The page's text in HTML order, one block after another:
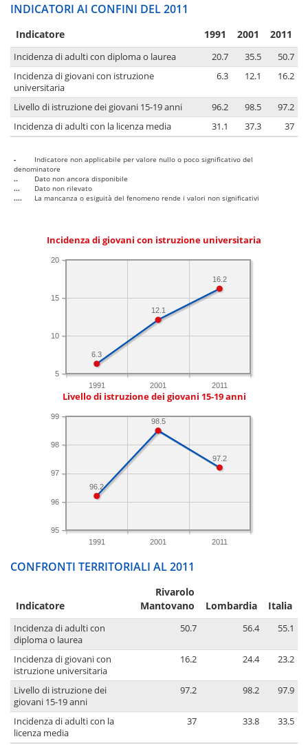
INDICATORI AI CONFINI DEL 2011
Indicatore 1991 2001 2011
Incidenza di adulti con diploma o laurea 20.7 35.5
50.7
Incidenza di giovani con istruzione
universitaria
6.3 12.1 16.2
Livello di istruzione dei giovani 15-19 anni 96.2 98.5
97.2
Incidenza di adulti con la licenza media
31.1 37.3 37
-
Indicatore non applicabile per valore nullo o poco significativo del
denominatore
..
Dato non ancora disponibile
...
Dato non rilevato
....
La mancanza o esiguità del fenomeno rende i valori non significativi
Incidenza di giovani con istruzione universitaria
1991 2001 2011
5
10
15
20
16.2
12.1
6.3
Livello di istruzione dei giovani 15-19 anni
1991 2001 2011
95
96
97
98
99
97.2
98.5
96.2
CONFRONTI TERRITORIALI AL 2011
Indicatore
Rivarolo
Mantovano
Lombardia Italia
Incidenza di adulti con
diploma o laurea
50.7 56.4 55.1
Incidenza di giovani con
istruzione universitaria
16.2 24.4 23.2
Livello di istruzione dei
giovani 15-19 anni
97.2 98.2 97.9
Incidenza di adulti con la
licenza media
37 33.8 33.5